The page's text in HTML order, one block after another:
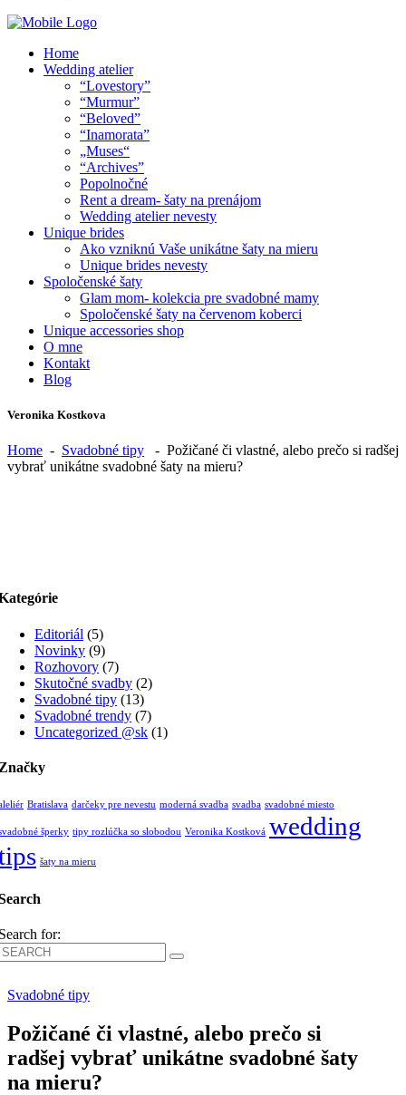
Home
Wedding atelier
“Lovestory”
“Murmur”
“Beloved”
“Inamorata”
„Muses“
“Archives”
Popolnočné
Rent a dream- šaty na prenájom
Wedding atelier nevesty
Unique brides
Ako vzniknú Vaše unikátne šaty na mieru
Unique brides nevesty
Spoločenské šaty
Glam mom- kolekcia pre svadobné mamy
Spoločenské šaty na červenom koberci
Unique accessories shop
O mne
Kontakt
Blog
Veronika Kostkova
Home - Svadobné tipy - Požičané či vlastné, alebo prečo si radšej
vybrať unikátne svadobné šaty na mieru?
Svadobné tipy
Požičané či vlastné, alebo prečo si
radšej vybrať unikátne svadobné šaty
na mieru?
Editoriál (5)
Novinky (9)
Rozhovory (7)
Skutočné svadby (2)
Svadobné tipy (13)
Svadobné trendy (7)
Uncategorized @sk (1)
Bratislava darčeky pre nevestu moderná svadba svadba svadobné miesto
šperky tipy rozlúčka so slobodou Veronika Kostková wedding
šaty na mieru
for: